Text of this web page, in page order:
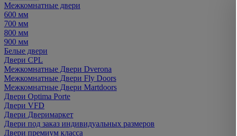
Межкомнатные двери
600 мм
700 мм
800 мм
900 мм
Белые двери
Двери CPL
Межкомнатные Двери Dverona
Межкомнатные Двери Fly Doors
Межкомнатные Двери Martdoors
Двери Optima Porte
Двери VFD
Двери Дверимаркет
Двери под заказ индивидуальных размеров
Двери премиум класса